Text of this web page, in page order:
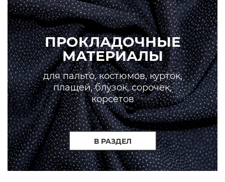
ПРОКЛАДОЧНЫЕ
МАТЕРИАЛЫ
для пальто, костюмов, курток,
плащей, блузок, сорочек,
корсетов
В РАЗДЕЛ